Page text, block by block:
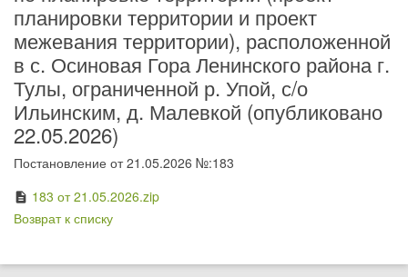
планировки территории и проект
межевания территории), расположенной
в с. Осиновая Гора Ленинского района г.
Тулы, ограниченной р. Упой, с/о
Ильинским, д. Малевкой (опубликовано
22.05.2026)
Постановление от 21.05.2026 №:183
description 183 от 21.05.2026.zip
Возврат к списку